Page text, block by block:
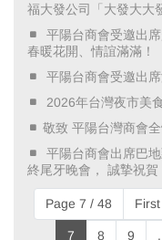
福大發公司「大發大大
平陽台商會受邀出
春暖花開、情誼滿滿！ ​
平陽台商會受邀出
2026年台灣夜市美
敬致 平陽台灣商會
平陽台商會出席巴
終尾牙晚會， 誠摯祝賀
Page 7 / 48 First
7 8 9